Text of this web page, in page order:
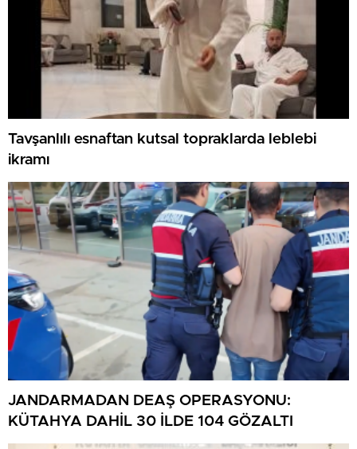
Tavşanlılı esnaftan kutsal topraklarda leblebi
ikramı
JANDARMADAN DEAŞ OPERASYONU:
KÜTAHYA DAHİL 30 İLDE 104 GÖZALTI